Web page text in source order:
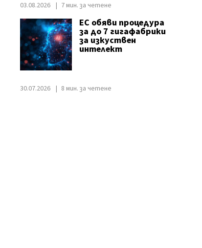
03.08.2026 7 мин. за четене
ЕС обяви процедура
за до 7 гигафабрики
за изкуствен
интелект
30.07.2026 8 мин. за четене